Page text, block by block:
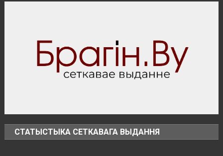
СТАТЫСТЫКА СЕТКАВАГА ВЫДАННЯ